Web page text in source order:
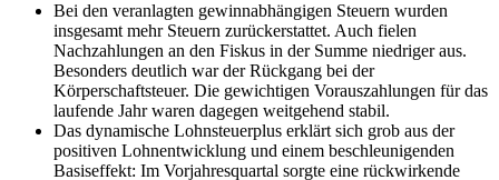
Bei den veranlagten gewinnabhängigen Steuern wurden
insgesamt mehr Steuern zurückerstattet. Auch fielen
Nachzahlungen an den Fiskus in der Summe niedriger aus.
Besonders deutlich war der Rückgang bei der
Körperschaftsteuer. Die gewichtigen Vorauszahlungen für das
laufende Jahr waren dagegen weitgehend stabil.
Das dynamische Lohnsteuerplus erklärt sich grob aus der
positiven Lohnentwicklung und einem beschleunigenden
Basiseffekt: Im Vorjahresquartal sorgte eine rückwirkende